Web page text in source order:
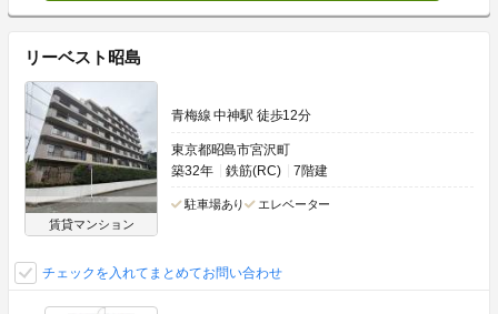
リーベスト昭島
賃貸マンション
青梅線 中神駅 徒歩12分
東京都昭島市宮沢町
築32年
鉄筋(RC) 7階建
駐車場あり エレベーター
チェックを入れてまとめてお問い合わせ